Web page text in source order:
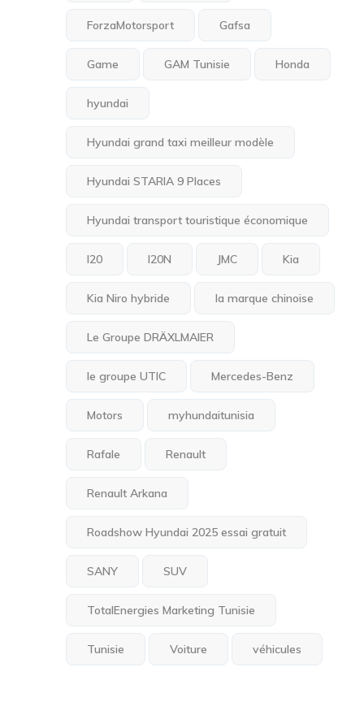
ForzaMotorsport Gafsa
Game GAM Tunisie Honda
hyundai
Hyundai grand taxi meilleur modèle
Hyundai STARIA 9 Places
Hyundai transport touristique économique
I20 I20N JMC Kia
Kia Niro hybride la marque chinoise
Le Groupe DRÄXLMAIER
le groupe UTIC Mercedes-Benz
Motors myhundaitunisia
Rafale Renault
Renault Arkana
Roadshow Hyundai 2025 essai gratuit
SANY SUV
TotalEnergies Marketing Tunisie
Tunisie Voiture véhicules